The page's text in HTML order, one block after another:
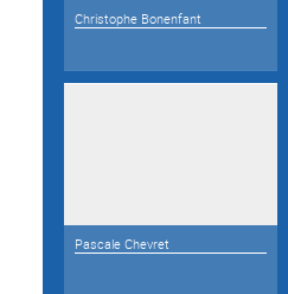
Christophe Bonenfant
Pascale Chevret